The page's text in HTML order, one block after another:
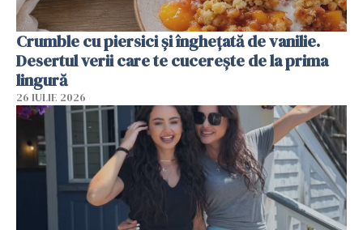
Crumble cu piersici și înghețată de vanilie.
Desertul verii care te cucerește de la prima
lingură
26 IULIE 2026